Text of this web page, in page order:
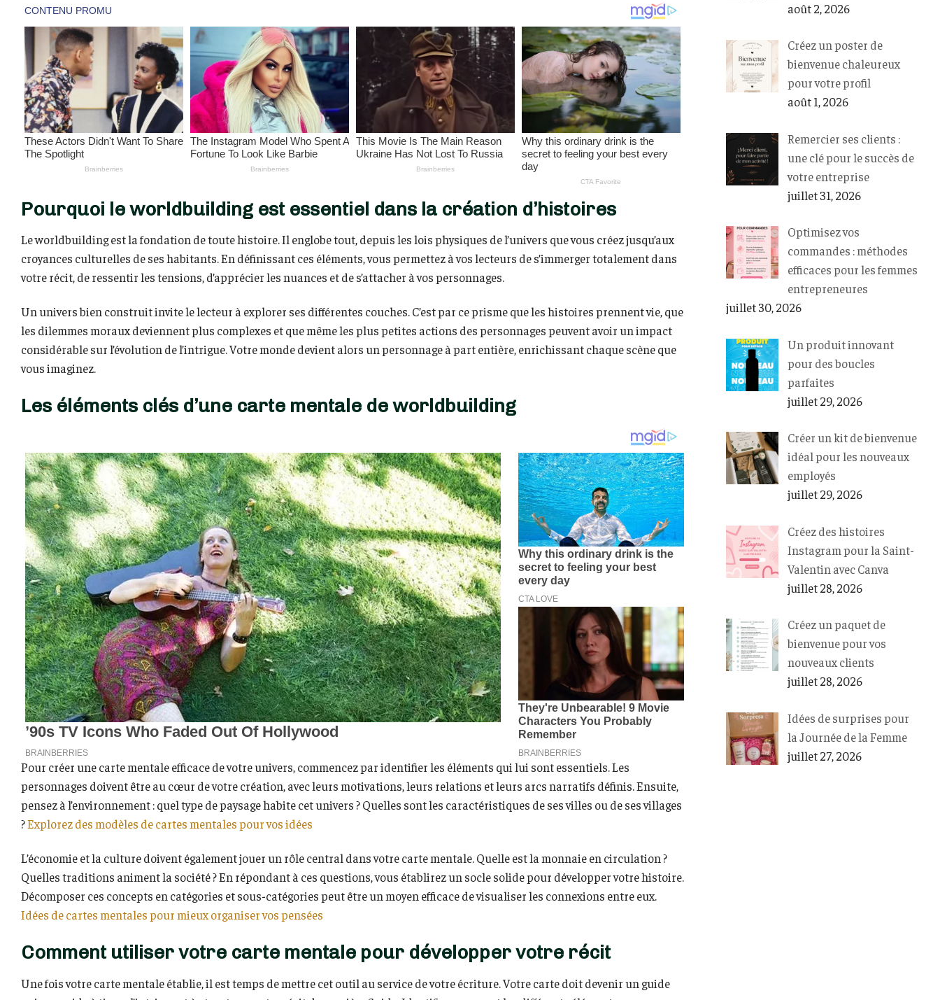
Pourquoi le worldbuilding est essentiel dans la création d’histoires
Le worldbuilding est la fondation de toute histoire. Il englobe tout, depuis les lois physiques de l’univers que vous créez jusqu’aux
croyances culturelles de ses habitants. En définissant ces éléments, vous permettez à vos lecteurs de s’immerger totalement dans
votre récit, de ressentir les tensions, d’apprécier les nuances et de s’attacher à vos personnages.
Un univers bien construit invite le lecteur à explorer ses différentes couches. C’est par ce prisme que les histoires prennent vie, que
les dilemmes moraux deviennent plus complexes et que même les plus petites actions des personnages peuvent avoir un impact
considérable sur l’évolution de l’intrigue. Votre monde devient alors un personnage à part entière, enrichissant chaque scène que
vous imaginez.
Les éléments clés d’une carte mentale de worldbuilding
Pour créer une carte mentale efficace de votre univers, commencez par identifier les éléments qui lui sont essentiels. Les
personnages doivent être au cœur de votre création, avec leurs motivations, leurs relations et leurs arcs narratifs définis. Ensuite,
pensez à l’environnement : quel type de paysage habite cet univers ? Quelles sont les caractéristiques de ses villes ou de ses villages
?Explorez des modèles de cartes mentales pour vos idées
L’économie et la culture doivent également jouer un rôle central dans votre carte mentale. Quelle est la monnaie en circulation ?
Quelles traditions animent la société ? En répondant à ces questions, vous établirez un socle solide pour développer votre histoire.
Décomposer ces concepts en catégories et sous-catégories peut être un moyen efficace de visualiser les connexions entre eux.
Idées de cartes mentales pour mieux organiser vos pensées
Comment utiliser votre carte mentale pour développer votre récit
Une fois votre carte mentale établie, il est temps de mettre cet outil au service de votre écriture. Votre carte doit devenir un guide
août 2, 2026
Créez un poster de
bienvenue chaleureux
pour votre profil
août 1, 2026
Remercier ses clients :
une clé pour le succès de
votre entreprise
juillet 31, 2026
Optimisez vos
commandes : méthodes
efficaces pour les femmes
entrepreneures
juillet 30, 2026
Un produit innovant
pour des boucles
parfaites
juillet 29, 2026
Créer un kit de bienvenue
idéal pour les nouveaux
employés
juillet 29, 2026
Créez des histoires
Instagram pour la Saint-
Valentin avec Canva
juillet 28, 2026
Créez un paquet de
bienvenue pour vos
nouveaux clients
juillet 28, 2026
Idées de surprises pour
la Journée de la Femme
juillet 27, 2026